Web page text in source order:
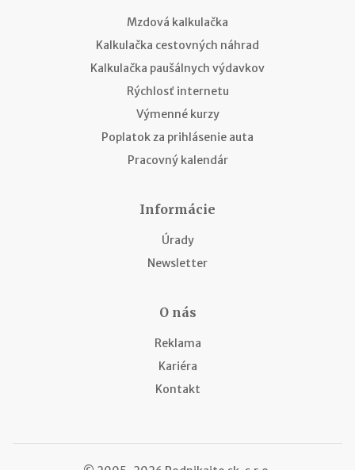
Mzdová kalkulačka
Kalkulačka cestovných náhrad
Kalkulačka paušálnych výdavkov
Rýchlosť internetu
Výmenné kurzy
Poplatok za prihlásenie auta
Pracovný kalendár
Informácie
Úrady
Newsletter
O nás
Reklama
Kariéra
Kontakt